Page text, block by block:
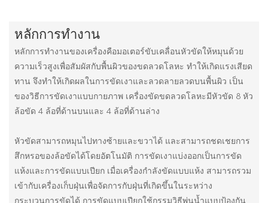
หลักการทำงาน
หลักการทำงานของเครื่องคือมอเตอร์ขับเคลื่อนหัวขัดให้หมุนด้วย
ความเร็วสูงเพื่อสัมผัสกับพื้นผิวของขดลวดโลหะ ทำให้เกิดแรงเสียด
ทาน จึงทำให้เกิดผลในการขัดเงาและลวดลายลวดบนพื้นผิว เป็น
ของวิธีการขัดเงาแบบกายภาพ เครื่องขัดขดลวดโลหะมีหัวขัด 8 หัว
ล้อขัด 4 ล้อที่ด้านบนและ 4 ล้อที่ด้านล่าง
หัวขัดสามารถหมุนไปทางซ้ายและขวาได้ และสามารถชดเชยการ
สึกหรอของล้อขัดได้โดยอัตโนมัติ การขัดเงาแบ่งออกเป็นการขัด
แห้งและการขัดแบบเปียก เมื่อเครื่องกำลังขัดแบบแห้ง สามารถรวม
เข้ากับเครื่องเก็บฝุ่นเพื่อจัดการกับฝุ่นที่เกิดขึ้นในระหว่าง
กระบวนการขัดได้ การขัดแบบเปียกใช้กรรมวิธีพ่นน้ำแบบป้องกัน